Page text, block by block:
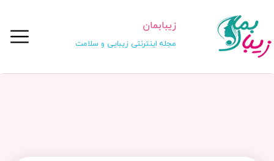
زیبابمان
مجله اینترنتی زیبایی و سلامت